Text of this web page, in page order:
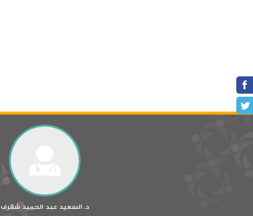
د. السعيد عبد الحميد شقرف